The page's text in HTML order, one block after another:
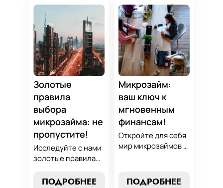
золотые
возможности.
Погрузитесь в мир
умного управления
долгами с нашим
практическим
руководством.
финансового
равновесия.
Узнайте, как
управлять долгами
и достичь
финансовой
гармонии, следуя
нашим
проверенным
стратегиям.
Золотые
правила
выбора
микрозайма: не
пропустите!
Исследуйте с нами
золотые правила
и узнайте, как
ПОДРОБНЕЕ
Микрозайм:
ваш ключ к
мгновенным
финансам!
Откройте для себя
мир микрозаймов с
выбрать лучший
ПОДРОБНЕЕ